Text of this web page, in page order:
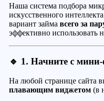
Наша система подбора
искусственного
вариант займа всего за
эффективно использовать
🔹 1. Начните с
На любой странице сайта
плавающим виджетом (в